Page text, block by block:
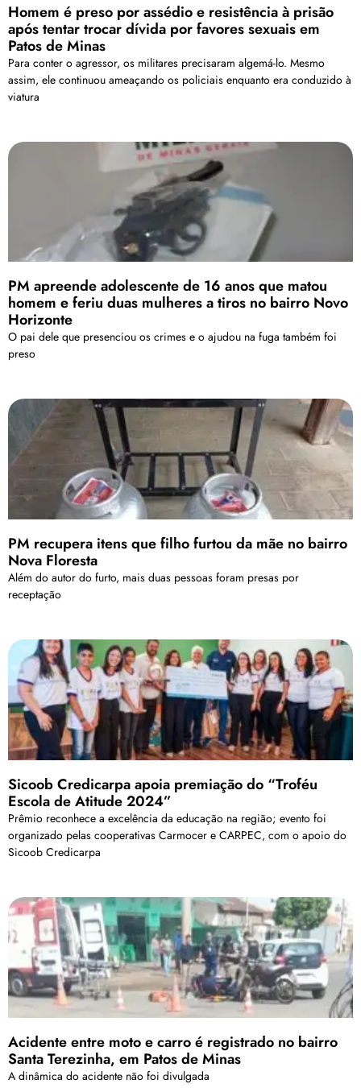
Homem é preso por assédio e resistência à prisão
após tentar trocar dívida por favores sexuais em
Patos de Minas
Para conter o agressor, os militares precisaram algemá-lo. Mesmo
assim, ele continuou ameaçando os policiais enquanto era conduzido à
viatura
PM apreende adolescente de 16 anos que matou
homem e feriu duas mulheres a tiros no bairro Novo
Horizonte
O pai dele que presenciou os crimes e o ajudou na fuga também foi
preso
PM recupera itens que filho furtou da mãe no bairro
Nova Floresta
Além do autor do furto, mais duas pessoas foram presas por
receptação
Sicoob Credicarpa apoia premiação do “Troféu
Escola de Atitude 2024”
Prêmio reconhece a excelência da educação na região; evento foi
organizado pelas cooperativas Carmocer e CARPEC, com o apoio do
Sicoob Credicarpa
Acidente entre moto e carro é registrado no bairro
Santa Terezinha, em Patos de Minas
A dinâmica do acidente não foi divulgada